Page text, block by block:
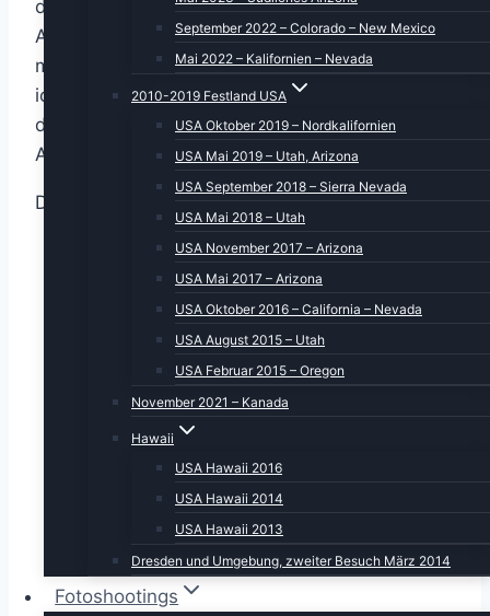
September 2022 – Colorado – New Mexico
Mai 2022 – Kalifornien – Nevada
2010-2019 Festland USA
USA Oktober 2019 – Nordkalifornien
USA Mai 2019 – Utah, Arizona
USA September 2018 – Sierra Nevada
USA Mai 2018 – Utah
USA November 2017 – Arizona
USA Mai 2017 – Arizona
USA Oktober 2016 – California – Nevada
USA August 2015 – Utah
USA Februar 2015 – Oregon
November 2021 – Kanada
Hawaii
USA Hawaii 2016
USA Hawaii 2014
USA Hawaii 2013
Dresden und Umgebung, zweiter Besuch März 2014
Fotoshootings
der Fahrt nach Cuxhafen hatten wir eine
Ausfahrt nach Bad Bederkesa gesehen. Aus
meiner Jugend (es war 1966, glaube ich) hatte
ich einen Urlaub in der Gegend verbracht und
der Name brachte bei mir etwas zum Klingen.
Also auf nach Bederkesa.
Dort gibt es eine alte Burg,